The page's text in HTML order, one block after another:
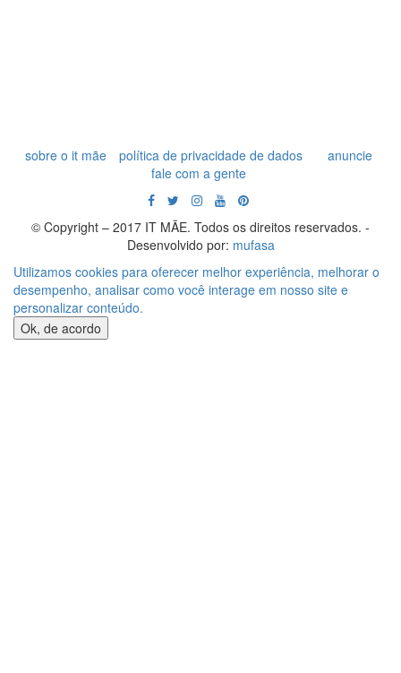
sobre o it mãe política de privacidade de dados
anuncie
fale com a gente
© Copyright – 2017 IT MÃE. Todos os direitos reservados. -
Desenvolvido por: mufasa
Utilizamos cookies para oferecer melhor experiência, melhorar o
desempenho, analisar como você interage em nosso site e
personalizar conteúdo.
Ok, de acordo